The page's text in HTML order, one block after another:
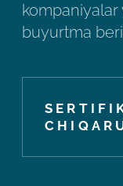
buyurtma